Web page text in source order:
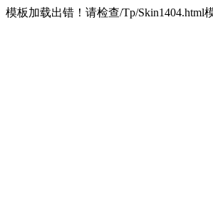
模板加载出错！请检查/Tp/Skin1404.html